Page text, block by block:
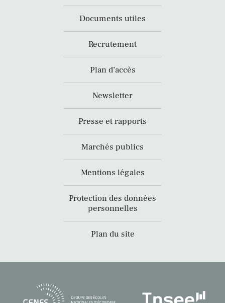
Documents utiles
Recrutement
Plan d’accès
Newsletter
Presse et rapports
Marchés publics
Mentions légales
Protection des données
personnelles
Plan du site